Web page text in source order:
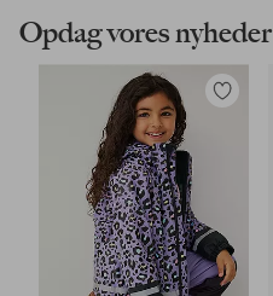
Opdag vores nyheder
Tilføj